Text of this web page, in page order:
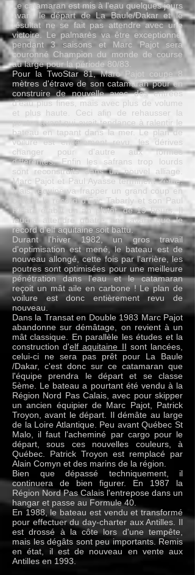
Le catamaran est mis à l'eau quelques jours
avant le départ de La Baule/Dakar et le
résultat ne se fait pas attendre avec une
victoire. Le palmarès va être exceptionnel
pendant 3 saisons et Marc Pajot sera
couronné Champion du monde de course
au large pour la période 80/83.
Pour la TwoStar 81, Marc Pajot coupe 8
mètres d'étrave de son catamaran pour en
construire de nouvelle avec des entrées
d'eau plus fines, mais avec plus de volume
et plus haute. Ceci afin de rehausser la
poutre avant qui avait tendance à ralentir le
bateau en tapant dans la mer. Le plan de
voilure est entièrement revu, les dérives
changer pour d'autre aux formes
différentes. Enfin les safrans trop lourds
sont reconstruits dans un nouvel alliage.
Marc Pajot et Paul Ayasse terminent 2ème.
Mais l'équipe va frapper un grand coup en
battant le record d'Eric Tabarly et son Paul
Ricard établit un an plutôt, de 19 heurs. Il
faudra attendre quatre ans avant que le
record d'elf aquitaine soit battu.
Durant l'hiver 1982, un gros travail
d'optimisation est mené, le bateau est de
nouveau allongé, cette fois par l'arrière, les
poutres sont optimisées pour une meilleure
pénétration dans l'eau et le catamaran
reçoit un mât aile en carbone ! Le plan de
voilure est donc entièrement revu de
nouveau.
Dans la Transat en Double 1983 Marc Pajot
abandonne sur démâtage, on revient à un
mât classique. En parallèle les études et la
construction d'elf aquitaine II sont lancées,
celui-ci ne sera pas prêt pour La Baule
/Dakar, c'est donc sur ce catamaran que
l'équipe prendra le départ et se classe
5ème. Le bateau a pourtant été vendu à la
Région Nord Pas Calais, avec pour skipper
un ancien équipier de Marc Pajot, Patrick
Troyon, avant le départ. Il démâte au large
de la Loire Atlantique. Peu avant Québec St
Malo, il faut l'acheminé par cargo pour le
départ, sous ces nouvelles couleurs, à
Québec. Patrick Troyon est remplacé par
Alain Comyn et des marins de la région.
Bien que dépassé techniquement, il
continuera de bien figurer. En 1987 la
Région Nord Pas Calais l'entrepose dans un
hangar et passe au Formule 40.
En 1988, le bateau est vendu et transformé
pour effectuer du day-charter aux Antilles. Il
est drossé à la côte lors d'une tempête,
mais les dégâts sont peu importants. Remis
en état, il est de nouveau en vente aux
Antilles en 1993.